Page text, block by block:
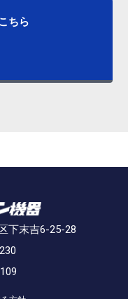
ちら
下末吉6-25-28